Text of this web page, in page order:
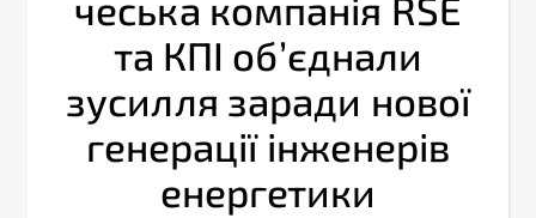
та КПІ об’єднали
зусилля заради нової
генерації інженерів
енергетики